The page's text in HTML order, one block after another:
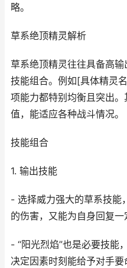
略。
草系绝顶精灵解析
草系绝顶精灵往往具备高
技能组合。例如[具体精灵
项能力都特别均衡且突出
值，能适应各种战斗情况。
技能组合
1. 输出技能
- 选择威力强大的草系技能
的伤害，又能为自身回复一
- “阳光烈焰”也是必要技能
决定因素时刻能给予对手要